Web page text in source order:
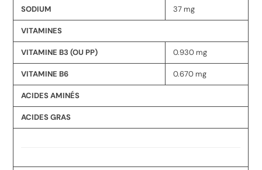
SODIUM 37 mg
VITAMINES
VITAMINE B3 (OU PP) 0.930 mg
VITAMINE B6 0.670 mg
ACIDES AMINÉS
ACIDES GRAS